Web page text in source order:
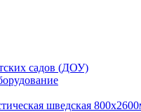
садов (ДОУ)
шведская